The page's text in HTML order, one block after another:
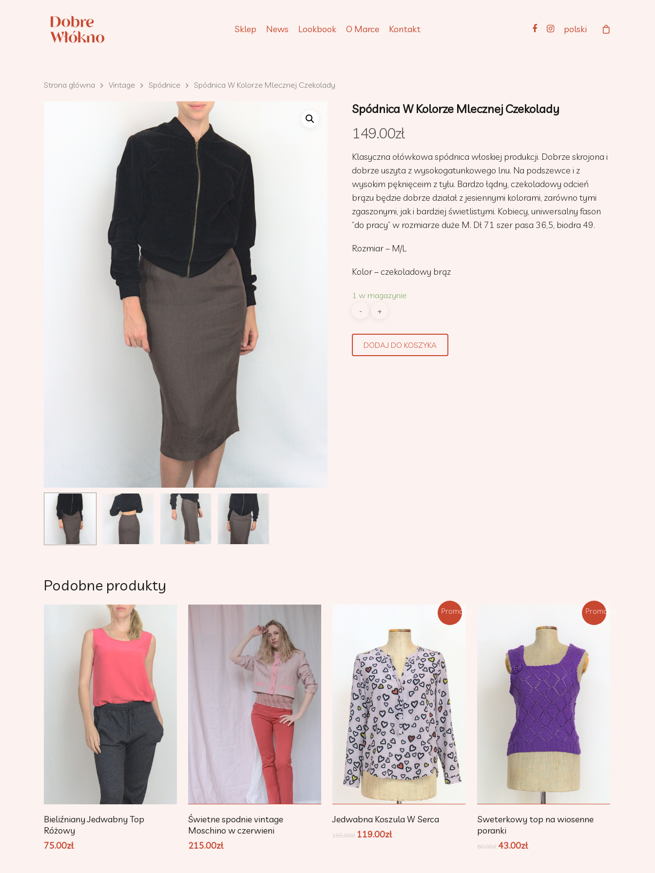
Sklep News Lookbook O Marce Kontakt polski
Strona główna Vintage Spódnice Spódnica W Kolorze Mlecznej Czekolady
Spódnica W Kolorze Mlecznej Czekolady
149.00zł
Klasyczna ołówkowa spódnica włoskiej produkcji. Dobrze skrojona i
dobrze uszyta z wysokogatunkowego lnu. Na podszewce i z
wysokim pęknięceim z tyłu. Bardzo łądny, czekoladowy odcień
brązu będzie dobrze działał z jesiennymi kolorami, zarówno tymi
zgaszonymi, jak i bardziej świetlistymi. Kobiecy, uniwersalny fason
“do pracy” w rozmiarze duże M. Dł 71 szer pasa 36,5, biodra 49.
Rozmiar – M/L
Kolor – czekoladowy brąz
1 w magazynie
DODAJ DO KOSZYKA
Podobne produkty
Bieliźniany Jedwabny Top
Różowy
75.00zł
Dodaj Do Koszyka
Świetne spodnie vintage
Moschino w czerwieni
215.00zł
Promocja!
Dodaj Do Koszyka
Jedwabna Koszula W Serca
155.00zł 119.00zł
Promocja!
Dodaj Do Koszyka
Sweterkowy top na wiosenne
poranki
60.00zł 43.00zł